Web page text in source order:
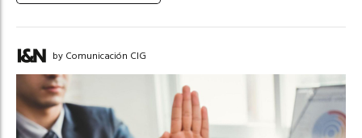
by Comunicación CIG